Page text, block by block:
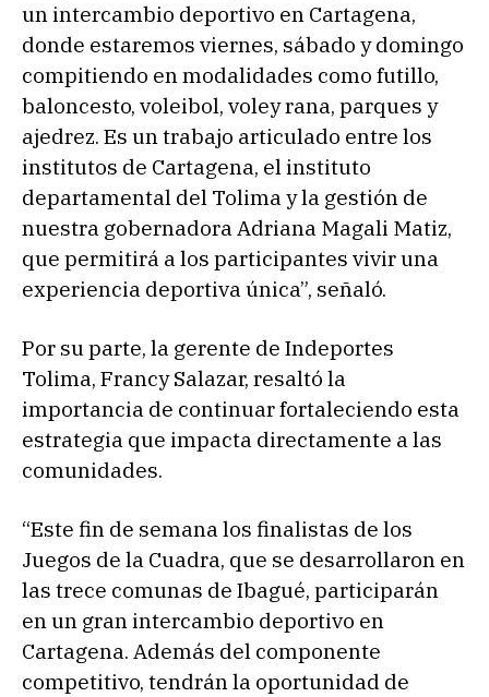
un intercambio deportivo en Cartagena,
donde estaremos viernes, sábado y domingo
compitiendo en modalidades como futillo,
baloncesto, voleibol, voley rana, parques y
ajedrez. Es un trabajo articulado entre los
institutos de Cartagena, el instituto
departamental del Tolima y la gestión de
nuestra gobernadora Adriana Magali Matiz,
que permitirá a los participantes vivir una
experiencia deportiva única”, señaló.
Por su parte, la gerente de Indeportes
Tolima, Francy Salazar, resaltó la
importancia de continuar fortaleciendo esta
estrategia que impacta directamente a las
comunidades.
“Este fin de semana los finalistas de los
Juegos de la Cuadra, que se desarrollaron en
las trece comunas de Ibagué, participarán
en un gran intercambio deportivo en
Cartagena. Además del componente
competitivo, tendrán la oportunidad de